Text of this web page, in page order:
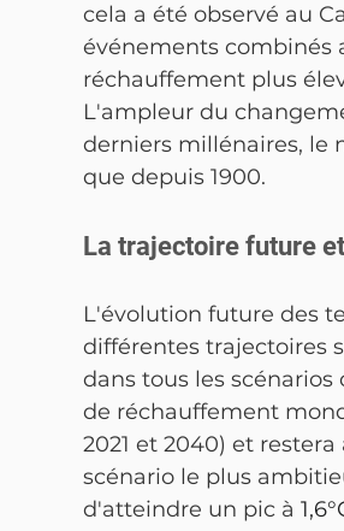
cela a été observé au
événements combinés
réchauffement plus
L'ampleur du
derniers millénaires, le
que depuis 1900.
La trajectoire future
L'évolution future des
différentes trajectoires
dans tous les scénarios
de réchauffement
2021 et 2040) et
scénario le plus
d'atteindre un pic à